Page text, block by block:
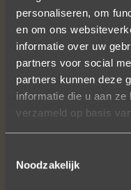
personaliseren, om
en om ons
informatie over uw
partners voor social
partners kunnen deze
informatie die u aan
verzameld op basis
Noodzakelijk
Wat een
trouwring
hand ook